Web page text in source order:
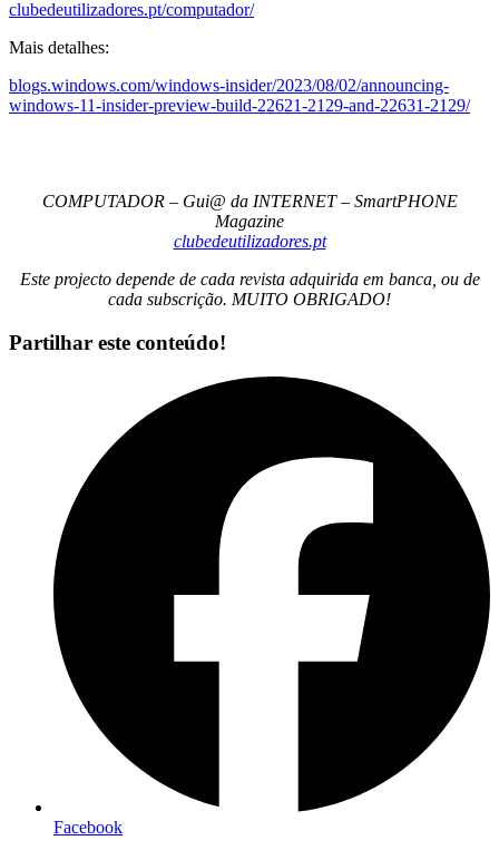
clubedeutilizadores.pt/computador/
Mais detalhes:
blogs.windows.com/windows-insider/2023/08/02/announcing-
windows-11-insider-preview-build-22621-2129-and-22631-2129/
COMPUTADOR – Gui@ da INTERNET – SmartPHONE
Magazine
clubedeutilizadores.pt
Este projecto depende de cada revista adquirida em banca, ou de
cada subscrição. MUITO OBRIGADO!
Partilhar este conteúdo!
Facebook